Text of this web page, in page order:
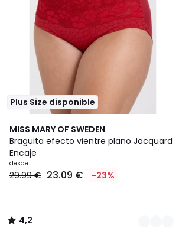
Plus Size disponible
MISS MARY OF SWEDEN
Braguita efecto vientre plano Jacquard
Encaje
desde
29.99 € 23.09 € -23%
4,2
/ 5
3
Colores
4,2
/